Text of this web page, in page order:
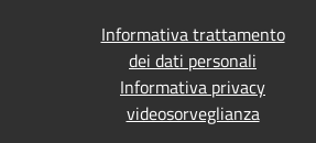
Informativa trattamento
dei dati personali
Informativa privacy
videosorveglianza